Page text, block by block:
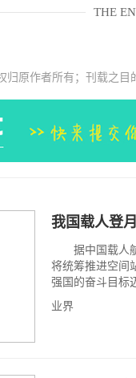
THE
归原作者所有；刊载之目
我国载人登
据中国载人航
将统筹推进空间
强国的奋斗目标
业界